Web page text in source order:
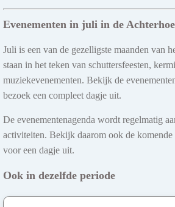
Evenementen in juli in de
Juli is een van de gezelligste maanden van
staan in het teken van schuttersfeesten,
muziekevenementen. Bekijk de
bezoek een compleet dagje uit.
De evenementenagenda wordt regelmatig
activiteiten. Bekijk daarom ook de
voor een dagje uit.
Ook in dezelfde periode